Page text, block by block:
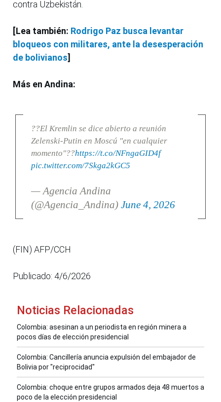
contra Uzbekistán.
[Lea también: Rodrigo Paz busca levantar
bloqueos con militares, ante la desesperación
de bolivianos]
Más en Andina:
??El Kremlin se dice abierto a reunión
Zelenski-Putin en Moscú "en cualquier
momento"??https://t.co/NFngaGID4f
pic.twitter.com/7Skga2kGC5
— Agencia Andina
(@Agencia_Andina) June 4, 2026
(FIN) AFP/CCH
Publicado: 4/6/2026
Noticias Relacionadas
Colombia: asesinan a un periodista en región minera a
pocos días de elección presidencial
Colombia: Cancillería anuncia expulsión del embajador de
Bolivia por "reciprocidad"
Colombia: choque entre grupos armados deja 48 muertos a
poco de la elección presidencial